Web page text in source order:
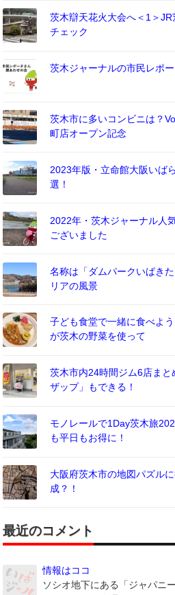
茨木辯天花火大会へ＜1＞
チェック
茨木ジャーナルの市民レポ
茨木市に多いコンビニは？
町店オープン記念
2023年版・立命館大阪いば
選！
2022年・茨木ジャーナル人
ございました
名称は「ダムパークいばき
リアの風景
子ども食堂で一緒に食べよ
が茨木の野菜を使って
茨木市内24時間ジム6店ま
ザップ」もできる！
モノレールで1Day茨木旅
も平日もお得に！
大阪府茨木市の地図パズル
成？！
最近のコメント
情報はココ
ソシオ地下にある「ジャパニ